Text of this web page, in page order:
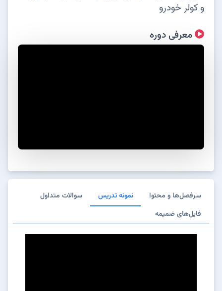
و کولر خودرو
معرفی دوره
سرفصل‌ها و محتوا نمونه تدریس
سوالات متداول
فایل‌های ضمیمه